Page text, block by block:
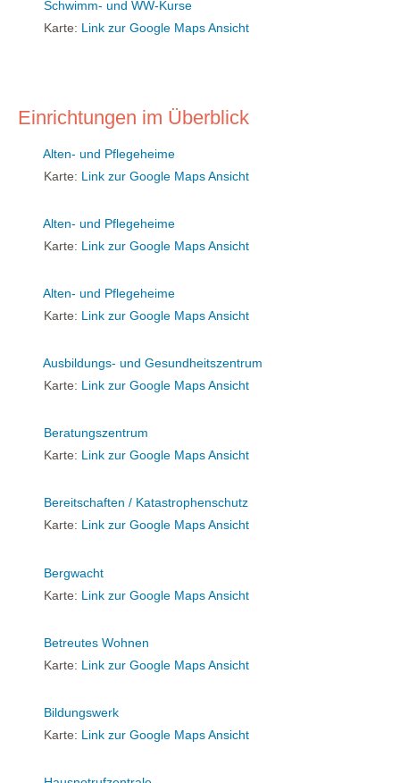
Schwimm- und WW-Kurse
Karte: Link zur Google Maps Ansicht
Einrichtungen im Überblick
Alten- und Pflegeheime
Karte: Link zur Google Maps Ansicht
Alten- und Pflegeheime
Karte: Link zur Google Maps Ansicht
Alten- und Pflegeheime
Karte: Link zur Google Maps Ansicht
Ausbildungs- und Gesundheitszentrum
Karte: Link zur Google Maps Ansicht
Beratungszentrum
Karte: Link zur Google Maps Ansicht
Bereitschaften / Katastrophenschutz
Karte: Link zur Google Maps Ansicht
Bergwacht
Karte: Link zur Google Maps Ansicht
Betreutes Wohnen
Karte: Link zur Google Maps Ansicht
Bildungswerk
Karte: Link zur Google Maps Ansicht